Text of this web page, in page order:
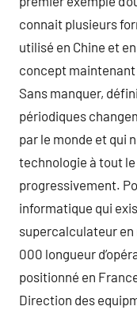
connait plusieurs
utilisé en Chine et
concept maintenant
Sans manquer,
périodiques
par le monde et qui
technologie à tout
progressivement.
informatique qui
supercalculateur en
000 longueur
positionné en
Direction des